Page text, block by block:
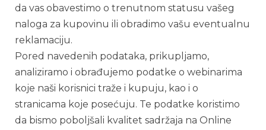
da vas obavestimo o trenutnom statusu vašeg
naloga za kupovinu ili obradimo vašu eventualnu
reklamaciju.
Pored navedenih podataka, prikupljamo,
analiziramo i obrađujemo podatke o webinarima
koje naši korisnici traže i kupuju, kao i o
stranicama koje posećuju. Te podatke koristimo
da bismo poboljšali kvalitet sadržaja na Online